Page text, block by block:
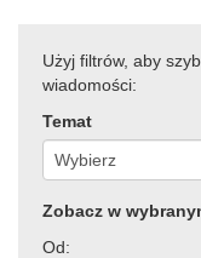
Użyj filtrów, aby
wiadomości:
Temat
Zobacz w
Od: